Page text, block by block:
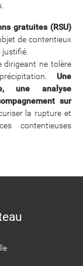
gratuites (RSU)
de contentieux
justifié.
dirigeant ne tolère
Une
une analyse
sur
la rupture et
contentieuses